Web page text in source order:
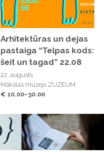
Arhitektūras un dejas
pastaiga “Telpas kods:
šeit un tagad” 22.08
22. augusts
Mākslas muzejs ZUZEUM
€ 10.00–30.00